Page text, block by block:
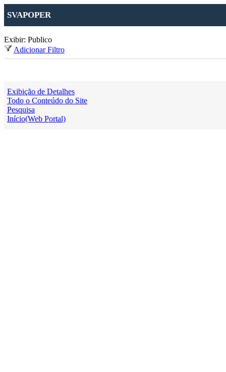
SVAPOPER
Exibir: Publico
Adicionar Filtro
Exibição de Detalhes
Todo o Conteúdo do Site
Pesquisa
Início(Web Portal)